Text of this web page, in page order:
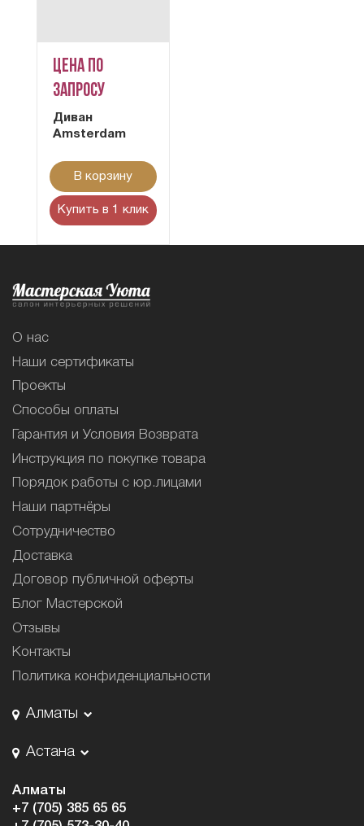
Цена по
запросу
Диван
Amsterdam
В корзину
Купить в 1 клик
О нас
Наши сертификаты
Проекты
Способы оплаты
Гарантия и Условия Возврата
Инструкция по покупке товара
Порядок работы с юр.лицами
Наши партнёры
Сотрудничество
Доставка
Договор публичной оферты
Блог Мастерской
Отзывы
Контакты
Политика конфиденциальности
Алматы
Астана
Алматы
+7 (705) 385 65 65